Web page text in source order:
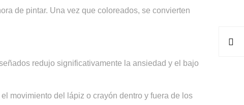
de pintar. Una vez que coloreados, se convierten
redujo significativamente la ansiedad y el bajo
movimiento del lápiz o crayón dentro y fuera de los